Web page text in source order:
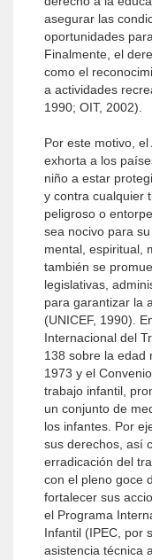
asegurar las
oportunidades
Finalmente, el
como el
a actividades
1990; OIT, 2002).
Por este motivo,
exhorta a los
niño a estar
y contra cualquier
peligroso o
sea nocivo para
mental, espiritual,
también se
legislativas,
para garantizar la
(UNICEF, 1990).
Internacional del
138 sobre la edad
1973 y el
trabajo infantil,
un conjunto de
los infantes. Por
sus derechos, así
erradicación del
con el pleno goce
fortalecer sus
el Programa
Infantil (IPEC, por
asistencia técnica